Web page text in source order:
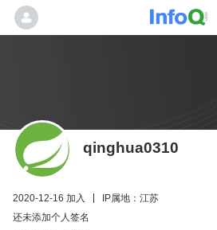
qinghua0310
2020-12-16 加入
IP属地：江苏
还未添加个人签名